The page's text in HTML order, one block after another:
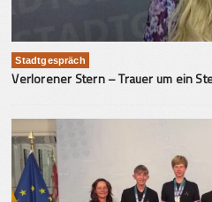
Stadtgespräch
Verlorener Stern – Trauer um ein